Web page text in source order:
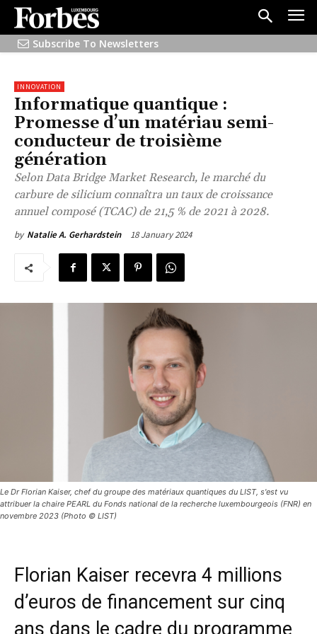
Subscribe To Newsletters
INNOVATION
Informatique quantique :
Promesse d’un matériau semi-
conducteur de troisième
génération
Selon Data Bridge Market Research, le marché du
carbure de silicium connaîtra un taux de croissance
annuel composé (TCAC) de 21,5 % de 2021 à 2028.
by Natalie A. Gerhardstein 18 January 2024
Le Dr Florian Kaiser, chef du groupe des matériaux quantiques du LIST, s'est vu
attribuer la chaire PEARL du Fonds national de la recherche luxembourgeois (FNR) en
novembre 2023 (Photo © LIST)
Florian Kaiser recevra 4 millions
d’euros de financement sur cinq
ans dans le cadre du programme